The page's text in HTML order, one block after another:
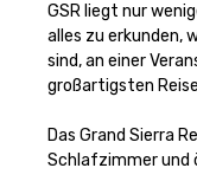
GSR liegt nur
alles zu erkunden,
sind, an einer
großartigsten
Das Grand Sierra
Schlafzimmer und